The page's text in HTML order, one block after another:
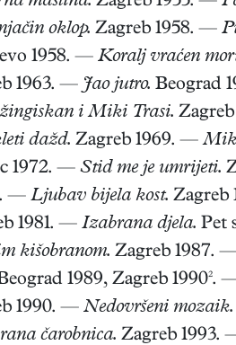
oklop. Zagreb 1958. —
1958. — Koralj vraćen
1963. —Jao jutro. Beograd
i Miki Trasi.
dažd. Zagreb 1969. —
1972. — Stid me je umrijeti.
— Ljubav bijela kost. Zagreb
1981. — Izabrana djela. Pet
kišobranom. Zagreb 1987.
1989, Zagreb 1990².
1990. — Nedovršeni mozaik.
čarobnica. Zagreb 1993.